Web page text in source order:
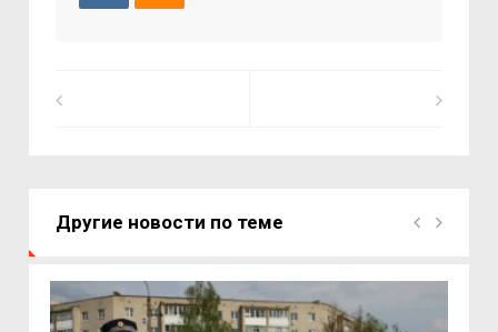
Другие новости по теме